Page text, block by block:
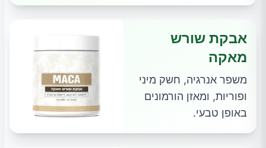
אבקת שורש
מאקה
משפר אנרגיה, חשק מיני
ופוריות, ומאזן הורמונים
באופן טבעי.